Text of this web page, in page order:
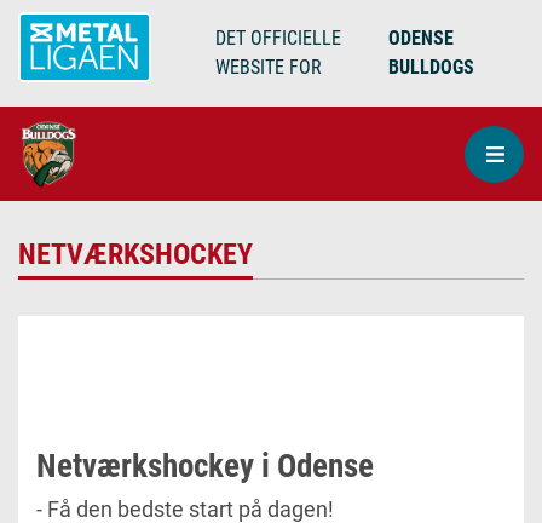
DET OFFICIELLE
WEBSITE FOR
ODENSE
BULLDOGS
NETVÆRKSHOCKEY
Netværkshockey i Odense
- Få den bedste start på dagen!